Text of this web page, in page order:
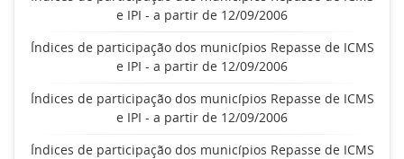
e IPI - a partir de 12/09/2006
Índices de participação dos municípios Repasse de ICMS
e IPI - a partir de 12/09/2006
Índices de participação dos municípios Repasse de ICMS
e IPI - a partir de 12/09/2006
Índices de participação dos municípios Repasse de ICMS